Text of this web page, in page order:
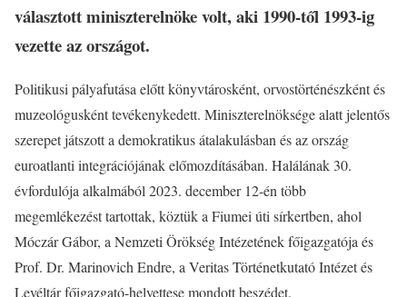
választott miniszterelnöke volt, aki 1990-től 1993-ig
vezette az országot.
Politikusi pályafutása előtt könyvtárosként, orvostörténészként és
muzeológusként tevékenykedett. Miniszterelnöksége alatt jelentős
szerepet játszott a demokratikus átalakulásban és az ország
euroatlanti integrációjának előmozdításában. Halálának 30.
évfordulója alkalmából 2023. december 12-én több
megemlékezést tartottak, köztük a Fiumei úti sírkertben, ahol
Móczár Gábor, a Nemzeti Örökség Intézetének főigazgatója és
Prof. Dr. Marinovich Endre, a Veritas Történetkutató Intézet és
Levéltár főigazgató-helyettese mondott beszédet.